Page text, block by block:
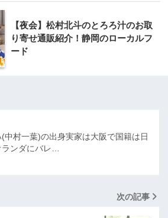
【夜会】松村北斗のとろろ汁のお取
り寄せ通販紹介！静岡のローカルフ
ード
(中村一葉)の出身実家は大阪で国籍は日
ンダにバレ…
次の記事